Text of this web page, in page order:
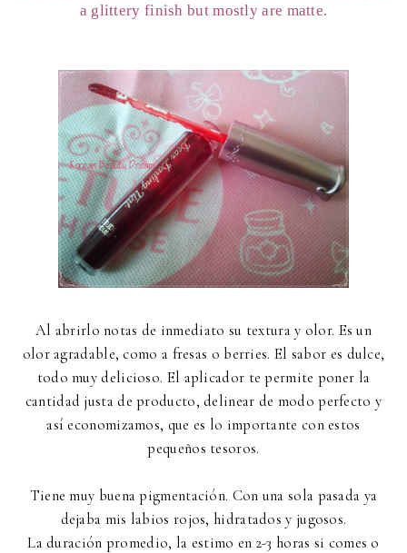
a glittery finish but mostly are matte.
Al abrirlo notas de inmediato su textura y olor. Es un
olor agradable, como a fresas o berries. El sabor es dulce,
todo muy delicioso. El aplicador te permite poner la
cantidad justa de producto, delinear de modo perfecto y
así economizamos, que es lo importante con estos
pequeños tesoros.
Tiene muy buena pigmentación. Con una sola pasada ya
dejaba mis labios rojos, hidratados y jugosos.
La duración promedio, la estimo en 2-3 horas si comes o